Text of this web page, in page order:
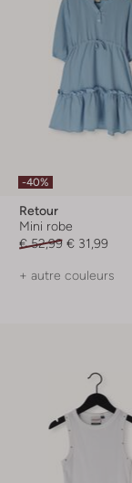
-40%
Retour
Mini robe
€ 52,99 € 31,99
+ autre couleurs